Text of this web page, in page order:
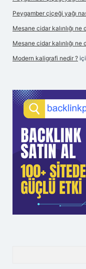
Peygamber çiçeği yağı
Mesane cidar kalınlığı ne
Mesane cidar kalınlığı ne
Modern kaligrafi nedir ?